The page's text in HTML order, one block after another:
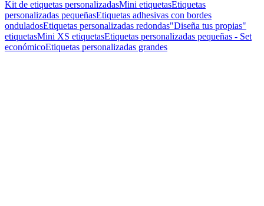
Kit de etiquetas personalizadasMini etiquetasEtiquetas
personalizadas pequeñasEtiquetas adhesivas con bordes
onduladosEtiquetas personalizadas redondas"Diseña tus propias"
etiquetasMini XS etiquetasEtiquetas personalizadas pequeñas - Set
económicoEtiquetas personalizadas grandes